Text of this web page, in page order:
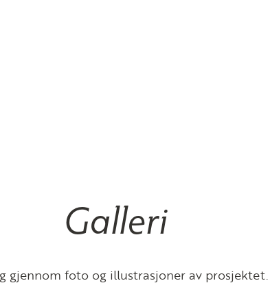
Galleri
gjennom foto og illustrasjoner av prosjektet.